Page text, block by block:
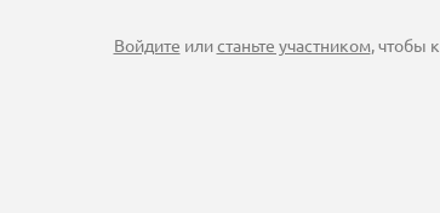
Войдите илистаньте участником, чтобы